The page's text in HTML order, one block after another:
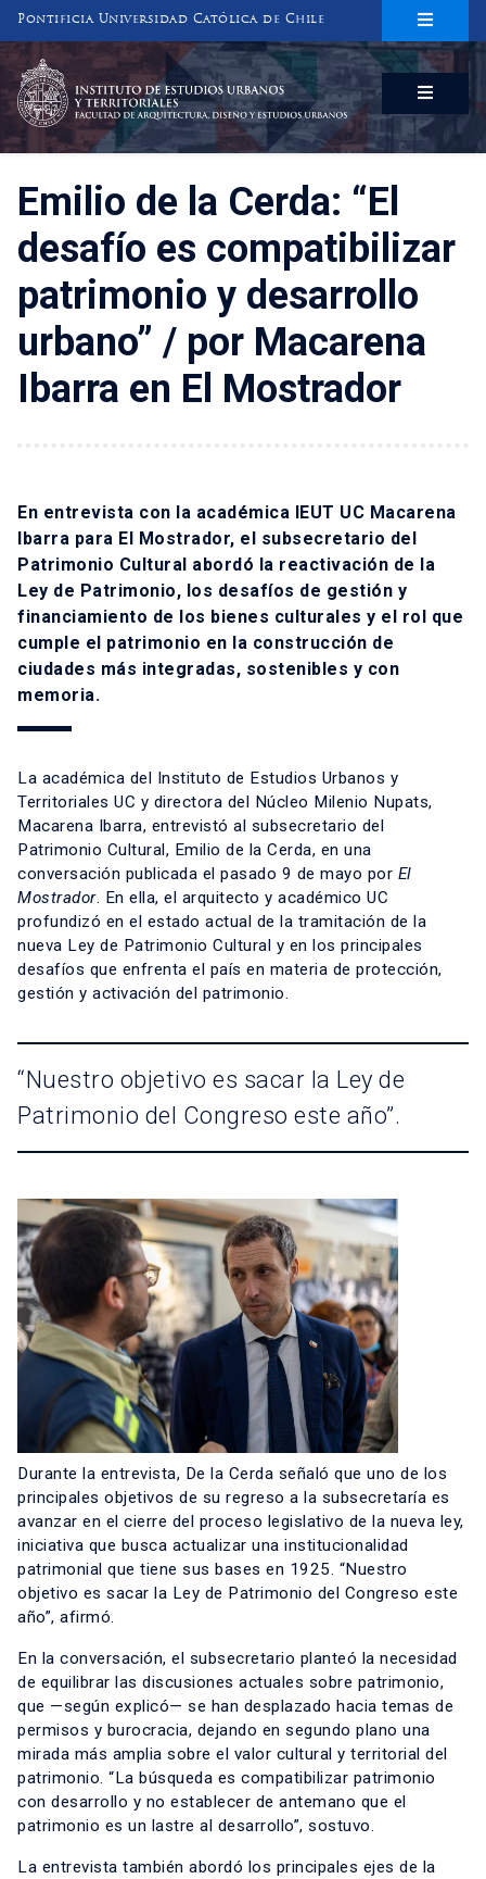
Pontificia Universidad Católica de Chile
INSTITUTO DE ESTUDIOS URBANOS
Y TERRITORIALES
FACULTAD DE ARQUITECTURA, DISEÑO Y ESTUDIOS URBANOS
Emilio de la Cerda: “El
desafío es compatibilizar
patrimonio y desarrollo
urbano” / por Macarena
Ibarra en El Mostrador
En entrevista con la académica IEUT UC Macarena
Ibarra para El Mostrador, el subsecretario del
Patrimonio Cultural abordó la reactivación de la
Ley de Patrimonio, los desafíos de gestión y
financiamiento de los bienes culturales y el rol que
cumple el patrimonio en la construcción de
ciudades más integradas, sostenibles y con
memoria.
La académica del Instituto de Estudios Urbanos y
Territoriales UC y directora del Núcleo Milenio Nupats,
Macarena Ibarra, entrevistó al subsecretario del
Patrimonio Cultural, Emilio de la Cerda, en una
conversación publicada el pasado 9 de mayo por El
Mostrador. En ella, el arquitecto y académico UC
profundizó en el estado actual de la tramitación de la
nueva Ley de Patrimonio Cultural y en los principales
desafíos que enfrenta el país en materia de protección,
gestión y activación del patrimonio.
“Nuestro objetivo es sacar la Ley de
Patrimonio del Congreso este año”.
Durante la entrevista, De la Cerda señaló que uno de los
principales objetivos de su regreso a la subsecretaría es
avanzar en el cierre del proceso legislativo de la nueva ley,
iniciativa que busca actualizar una institucionalidad
patrimonial que tiene sus bases en 1925. “Nuestro
objetivo es sacar la Ley de Patrimonio del Congreso este
año”, afirmó.
En la conversación, el subsecretario planteó la necesidad
de equilibrar las discusiones actuales sobre patrimonio,
que —según explicó— se han desplazado hacia temas de
permisos y burocracia, dejando en segundo plano una
mirada más amplia sobre el valor cultural y territorial del
patrimonio. “La búsqueda es compatibilizar patrimonio
con desarrollo y no establecer de antemano que el
patrimonio es un lastre al desarrollo”, sostuvo.
La entrevista también abordó los principales ejes de la